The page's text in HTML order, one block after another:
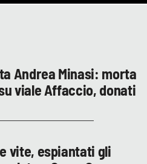
Andrea Minasi: morta
viale Affaccio, donati
vite, espiantati gli